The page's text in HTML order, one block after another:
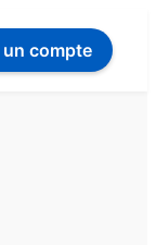
un compte